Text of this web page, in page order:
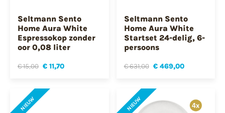
Seltmann Sento
Home Aura White
Espressokop zonder
oor 0,08 liter
€ 15,00 € 11,70
Seltmann Sento
Home Aura White
Startset 24-delig, 6-
persoons
€ 631,00 € 469,00
NIEUW NIEUW